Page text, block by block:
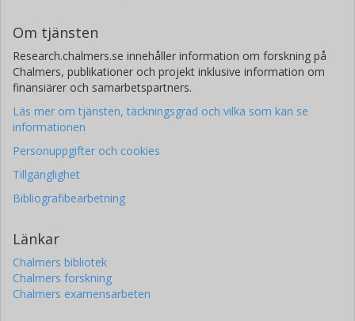
Nokia
Ellsworth Burrows
Nokia
Kwangwoong Kim
Nokia
Marianne Bigot-Astruc
Prysmian Group
Prysmian Group
Pierre Sillard
Prysmian Group
Om tjänsten
Research.chalmers.se innehåller information om forskning på
Chalmers, publikationer och projekt inklusive information om
finansiärer och samarbetspartners.
Läs mer om tjänsten, täckningsgrad och vilka som kan se
informationen
Personuppgifter och cookies
Tillgänglighet
Bibliografibearbetning
Länkar
Chalmers bibliotek
Chalmers forskning
Chalmers examensarbeten